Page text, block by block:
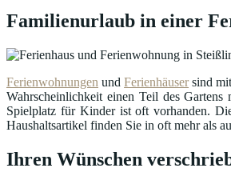
Familienurlaub in einer
Ferienwohnungen undFerienhäusersind mit
Wahrscheinlichkeit einen Teil des
Spielplatz für Kinder ist oft vorhanden.
Haushaltsartikel finden Sie in oft mehr als
Ihren Wünschen